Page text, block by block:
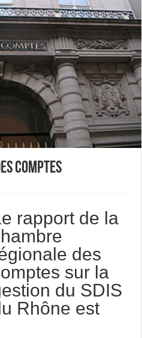
comptes
rapport de la
des
sur la
du SDIS
Rhône est